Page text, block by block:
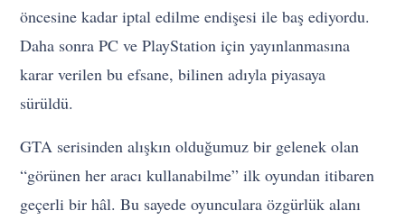
öncesine kadar iptal edilme endişesi ile baş ediyordu.
Daha sonra PC ve PlayStation için yayınlanmasına
karar verilen bu efsane, bilinen adıyla piyasaya
sürüldü.
GTA serisinden alışkın olduğumuz bir gelenek olan
“görünen her aracı kullanabilme” ilk oyundan itibaren
geçerli bir hâl. Bu sayede oyunculara özgürlük alanı